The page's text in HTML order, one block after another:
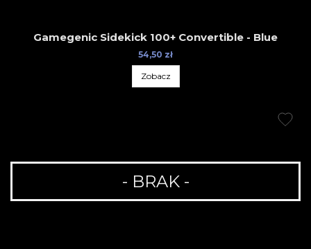
Gamegenic Sidekick 100+ Convertible - Blue
54,50 zł
Zobacz
- BRAK -